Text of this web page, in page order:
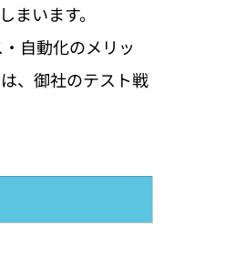
まいます。
自動化のメリッ
、御社のテスト戦